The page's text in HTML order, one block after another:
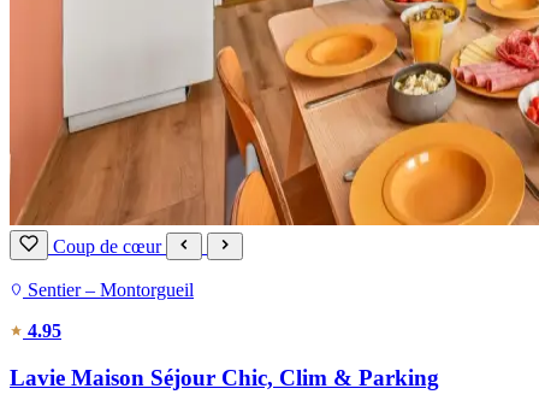
Coup de cœur
Sentier – Montorgueil
4.95
Lavie Maison Séjour Chic, Clim & Parking